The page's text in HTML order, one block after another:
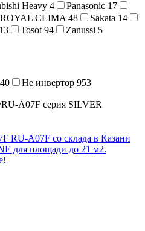
Heavy 4 Panasonic 17
ROYAL CLIMA 48 Sakata 14
13 Tosot 94 Zanussi 5
Не инвертор 953
A07F серия SILVER